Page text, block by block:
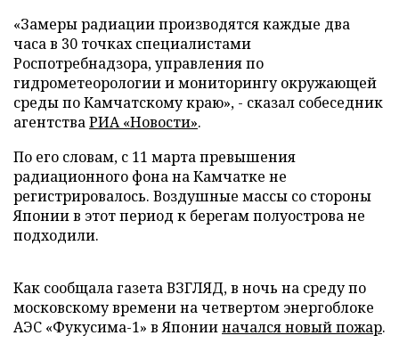
«Замеры радиации производятся каждые два
часа в 30 точках специалистами
Роспотребнадзора, управления по
гидрометеорологии и мониторингу окружающей
среды по Камчатскому краю», - сказал собеседник
агентстваРИА «Новости».
По его словам, с 11 марта превышения
радиационного фона на Камчатке не
регистрировалось. Воздушные массы со стороны
Японии в этот период к берегам полуострова не
подходили.
Как сообщала газета ВЗГЛЯД, в ночь на среду по
московскому времени на четвертом энергоблоке
АЭС «Фукусима-1» в Японииначался новый пожар.